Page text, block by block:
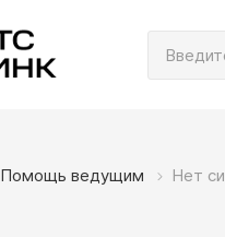
Помощь ведущим Нет